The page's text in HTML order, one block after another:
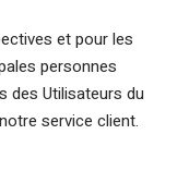
et pour les
personnes
des Utilisateurs du
service client.